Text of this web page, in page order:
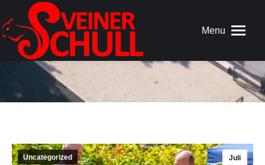
Menu
Juli
Uncategorized